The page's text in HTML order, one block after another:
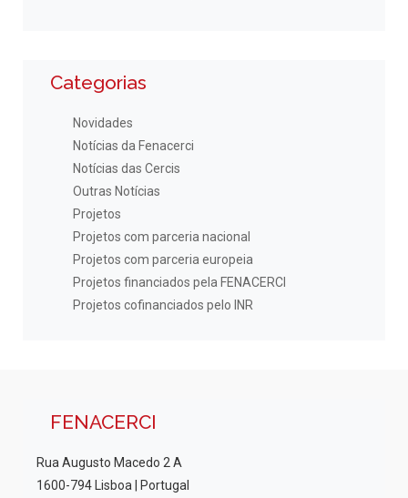
Categorias
Novidades
Notícias da Fenacerci
Notícias das Cercis
Outras Notícias
Projetos
Projetos com parceria nacional
Projetos com parceria europeia
Projetos financiados pela FENACERCI
Projetos cofinanciados pelo INR
FENACERCI
Rua Augusto Macedo 2 A
1600-794 Lisboa | Portugal